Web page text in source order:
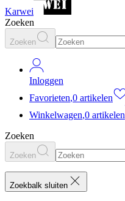
Karwei
Zoeken
Zoeken
Inloggen
Favorieten,0 artikelen
Winkelwagen,0 artikelen
Zoeken
Zoeken
Zoekbalk sluiten